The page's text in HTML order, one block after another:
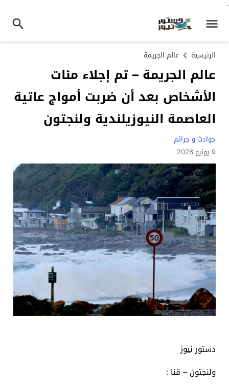
.
الرئيسية عالم الجريمة
عالم الجريمة – تم إجلاء مئات
الأشخاص بعد أن ضربت أمواج عاتية
العاصمة النيوزيلندية ولنجتون
حوادث و جرائم
9 يونيو 2026
دستور نيوز
ولنجتون – قنا :